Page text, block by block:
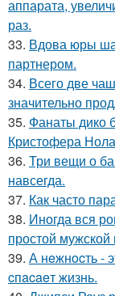
аппарата,
раз.
33. Вдова юры
партнером.
34. Всего две
значительно
35. Фанаты дико
Кристофера
36. Три вещи о
навсегда.
37. Как часто
38. Иногда вся
простой мужской
39. А нeжнocть -
cпacaeт жизнь.